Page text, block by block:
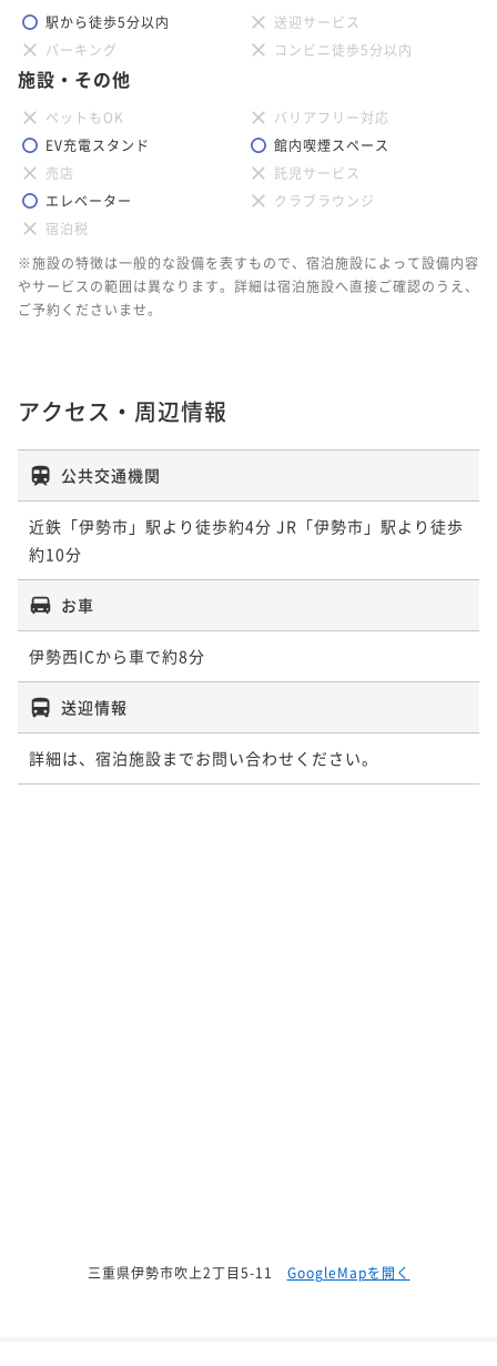
駅から徒歩5分以内
送迎サービス
パーキング
コンビニ徒歩5分以内
施設・その他
ペットもOK
バリアフリー対応
EV充電スタンド
館内喫煙スペース
売店
託児サービス
エレベーター
クラブラウンジ
宿泊税
※施設の特徴は一般的な設備を表すもので、宿泊施設によって設備内容
やサービスの範囲は異なります。詳細は宿泊施設へ直接ご確認のうえ、
ご予約くださいませ。
アクセス・周辺情報
公共交通機関
近鉄「伊勢市」駅より徒歩約4分 JR「伊勢市」駅より徒歩
約10分
お車
伊勢西ICから車で約8分
送迎情報
詳細は、宿泊施設までお問い合わせください。
三重県伊勢市吹上2丁目5-11 GoogleMapを開く